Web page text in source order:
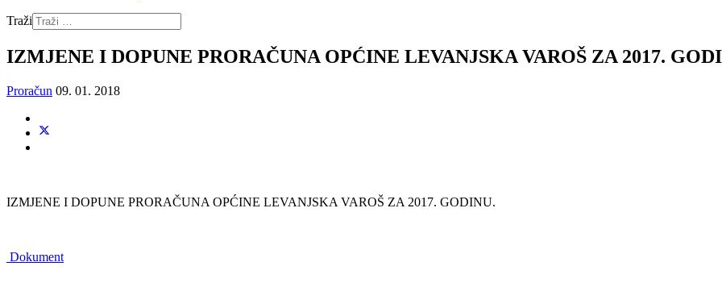
Traži
IZMJENE I DOPUNE PRORAČUNA OPĆINE LEVANJSKA VAROŠ ZA 2017.
Proračun 09. 01. 2018
IZMJENE I DOPUNE PRORAČUNA OPĆINE LEVANJSKA VAROŠ ZA 2017. GODINU.
Dokument